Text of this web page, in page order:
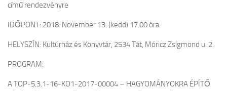
című rendezvényre
IDŐPONT: 2018. November 13. (kedd) 17.00 óra
HELYSZÍN: Kultúrház és Könyvtár, 2534 Tát, Móricz Zsigmond u. 2.
PROGRAM:
A TOP-5.3.1-16-KO1-2017-00004 – HAGYOMÁNYOKRA ÉPÍTŐ